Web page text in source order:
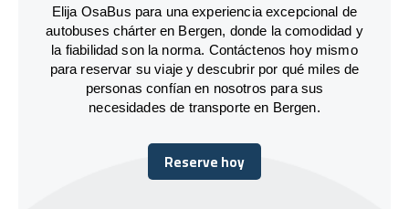
Elija OsaBus para una experiencia excepcional de
autobuses chárter en Bergen, donde la comodidad y
la fiabilidad son la norma. Contáctenos hoy mismo
para reservar su viaje y descubrir por qué miles de
personas confían en nosotros para sus
necesidades de transporte en Bergen.
Reserve hoy
Reserve hoy